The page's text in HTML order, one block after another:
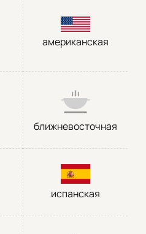
американская
ближневосточная
испанская